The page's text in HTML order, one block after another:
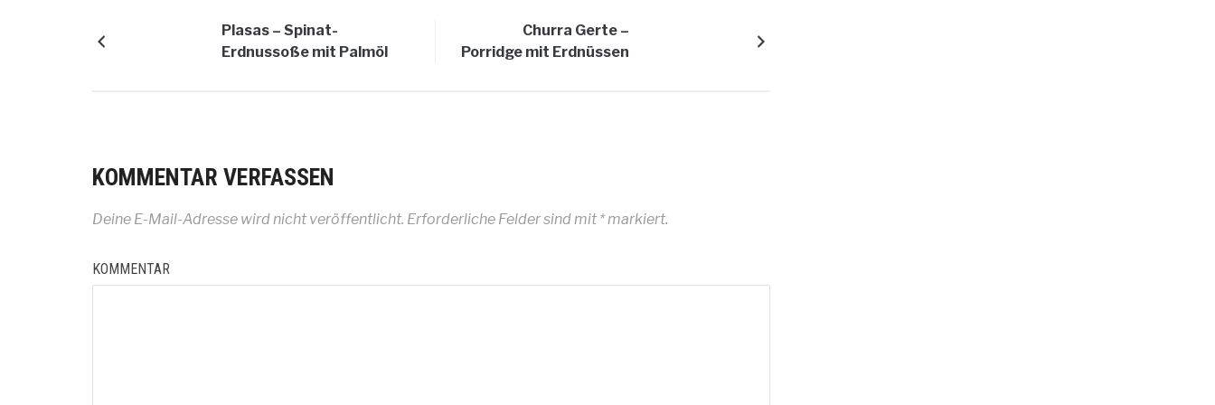
Plasas – Spinat-
Erdnussoße mit Palmöl
Churra Gerte –
Porridge mit Erdnüssen
KOMMENTAR VERFASSEN
Deine E-Mail-Adresse wird nicht veröffentlicht. Erforderliche Felder sind mit *markiert.
KOMMENTAR